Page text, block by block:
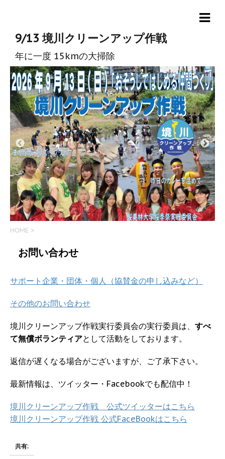
9/13 境川クリーンアップ作戦
年に一度 15kmの大掃除
HOME >
お問い合わせ
サポート企業・団体・個人（協賛金の申し込みなど）
その他のお問い合わせ
境川クリーンアップ作戦実行委員会の実行委員は、 すべ
て無償ボランティアとして活動をしております。
返信が遅くなる場合がございますが、ご了承下さい。
最新情報は、ツイッター・Facebookでも配信中！
境川クリーンアップ作戦 公式ツイッターはこちら
境川クリーンアップ作戦 公式FaceBookはこちら
共有: